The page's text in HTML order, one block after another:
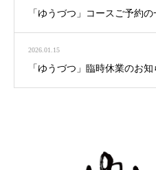
「ゆうづつ」コースご予約
2026.01.15
「ゆうづつ」臨時休業のお知